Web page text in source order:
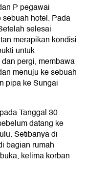
P pegawai
hotel. Pada
selesai
merapikan kondisi
untuk
pergi, membawa
menuju ke sebuah
pipa ke Sungai
Tanggal 30
datang ke
Setibanya di
bagian rumah
kelima korban